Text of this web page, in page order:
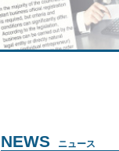
NEWS ニュース